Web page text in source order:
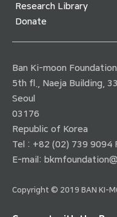
Research Library
Donate
Ban Ki-moon
5th fl., Naeja Building,
Seoul
03176
Republic of Korea
Tel : +82 (02) 739 9094
E-mail:
Copyright © 2019 BAN KI-